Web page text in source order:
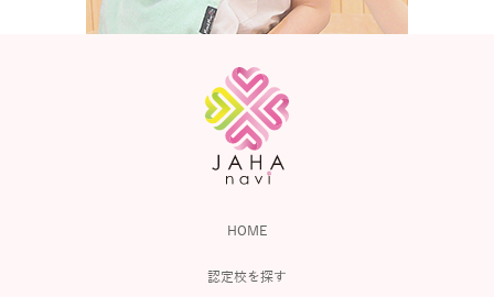
HOME
認定校を探す